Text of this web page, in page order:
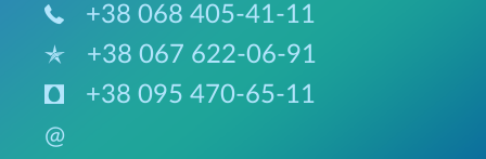
+38 068 405-41-11
+38 067 622-06-91
+38 095 470-65-11
@